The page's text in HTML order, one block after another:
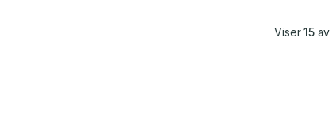
Viser15av